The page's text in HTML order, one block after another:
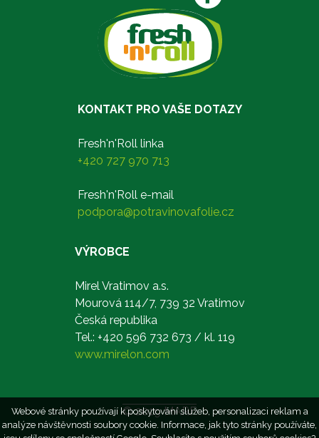
Webové stránky používají k poskytování služeb, personalizaci reklam a
analýze návštěvnosti soubory cookie. Informace, jak tyto stránky používáte,
KONTAKT PRO VAŠE DOTAZY
Fresh'n'Roll linka
+420 727 970 713
Fresh'n'Roll e-mail
podpora@potravinovafolie.cz
VÝROBCE
Mirel Vratimov a.s.
Mourová 114/7, 739 32 Vratimov
Česká republika
Tel.: +420 596 732 673 / kl. 119
www.mirelon.com
© 2019 MARF